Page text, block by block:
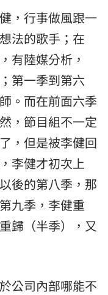
，行事做風跟一
法的歌手；在
有陸媒分析，
第一季到第六
。而在前面六季
，節目組不一定
，但是被李健回
李健才初次上
後的第八季，那
九季，李健重
歸（半季），又
公司內部哪能不